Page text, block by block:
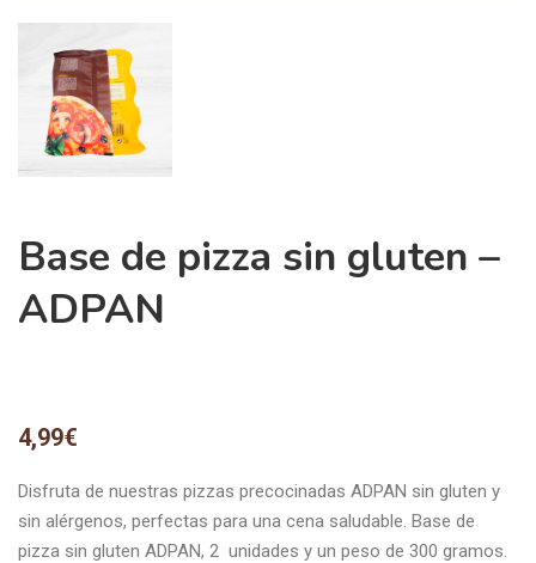
Base de pizza sin gluten –
ADPAN
4,99€
Disfruta de nuestras pizzas precocinadas ADPAN sin gluten y
sin alérgenos, perfectas para una cena saludable. Base de
pizza sin gluten ADPAN, 2 unidades y un peso de 300 gramos.